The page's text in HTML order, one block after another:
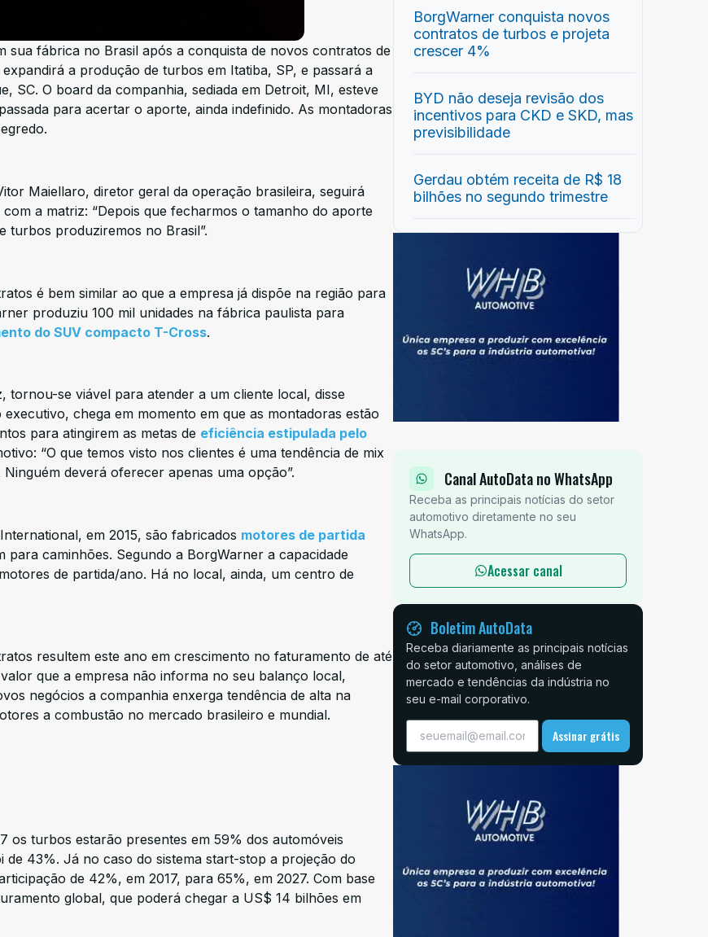
sua fábrica no Brasil após a conquista de novos contratos de
a produção de turbos em Itatiba, SP, e passará a
SC. O board da companhia, sediada em Detroit, MI, esteve
para acertar o aporte, ainda indefinido. As montadoras
Maiellaro, diretor geral da operação brasileira, seguirá
a matriz: “Depois que fecharmos o tamanho do aporte
turbos produziremos no Brasil”.
é bem similar ao que a empresa já dispõe na região para
produziu 100 mil unidades na fábrica paulista para
do SUV compacto T-Cross.
se viável para atender a um cliente local, disse
chega em momento em que as montadoras estão
para atingirem as metas de eficiência estipulada pelo
“O que temos visto nos clientes é uma tendência de mix
deverá oferecer apenas uma opção”.
em 2015, são fabricados motores de partida
para caminhões. Segundo a BorgWarner a capacidade
de partida/ano. Há no local, ainda, um centro de
resultem este ano em crescimento no faturamento de até
que a empresa não informa no seu balanço local,
negócios a companhia enxerga tendência de alta na
a combustão no mercado brasileiro e mundial.
os turbos estarão presentes em 59% dos automóveis
de 43%. Já no caso do sistema start-stop a projeção do
de 42%, em 2017, para 65%, em 2027. Com base
global, que poderá chegar a US$ 14 bilhões em
BorgWarner conquista novos
contratos de turbos e projeta
crescer 4%
BYD não deseja revisão dos
incentivos para CKD e SKD, mas
previsibilidade
Gerdau obtém receita de R$ 18
bilhões no segundo trimestre
Canal AutoData no WhatsApp
Receba as principais notícias do setor
automotivo diretamente no seu
WhatsApp.
Acessar canal
Boletim AutoData
Receba diariamente as principais notícias
do setor automotivo, análises de
mercado e tendências da indústria no
seu e-mail corporativo.
Assinar grátis